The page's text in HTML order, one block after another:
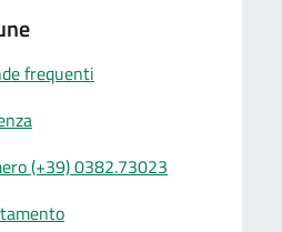
frequenti
(+39) 0382.73023